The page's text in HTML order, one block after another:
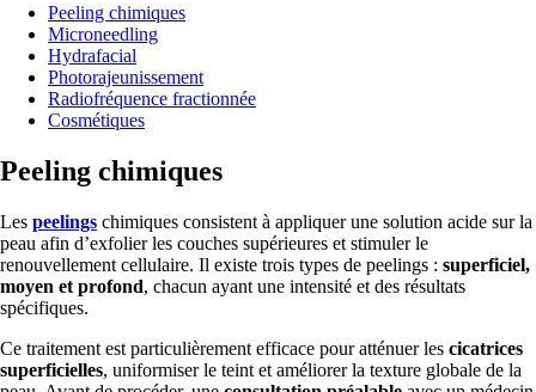
Peeling chimiques
Microneedling
Hydrafacial
Photorajeunissement
Radiofréquence fractionnée
Cosmétiques
Peeling chimiques
Les peelings chimiques consistent à appliquer une solution acide sur la
peau afin d’exfolier les couches supérieures et stimuler le
renouvellement cellulaire. Il existe trois types de peelings : superficiel,
moyen et profond, chacun ayant une intensité et des résultats
spécifiques.
Ce traitement est particulièrement efficace pour atténuer les cicatrices
superficielles, uniformiser le teint et améliorer la texture globale de la